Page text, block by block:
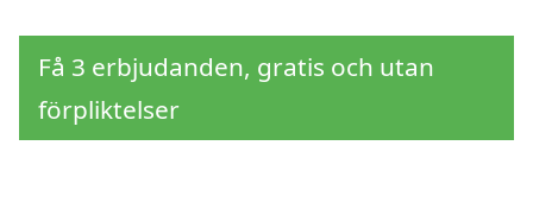
Få 3 erbjudanden, gratis och utan
förpliktelser